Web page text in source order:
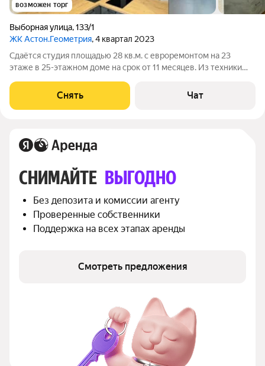
возможен торг
Выборная улица,133/1
ЖК Астон.Геометрия, 4 квартал 2023
Сдаётся студия площадью 28 кв.м. с евроремонтом на 23
этаже в 25-этажном доме на срок от 11 месяцев. Из техники
Микроволновка Робот-пылесос Дом - монолитный, окна
выходят во двор. В подъезде 3
Снять Чат
СНИМАЙТЕ ВЫГОДНО
Без депозита и комиссии агенту
Проверенные собственники
Поддержка на всех этапах аренды
Смотреть предложения